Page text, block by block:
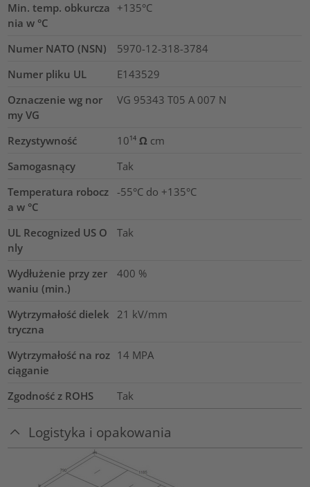
Min. temp. obkurcza
nia w °C
+135°C
Numer NATO (NSN)
5970-12-318-3784
Numer pliku UL
E143529
Oznaczenie wg nor
my VG
VG 95343 T05 A 007 N
Rezystywność
10¹⁴ Ω cm
Samogasnący
Tak
Temperatura robocz
a w °C
-55°C do +135°C
UL Recognized US O
nly
Tak
Wydłużenie przy zer
waniu (min.)
400 %
Wytrzymałość dielek
tryczna
21 kV/mm
Wytrzymałość na roz
ciąganie
14 MPA
Zgodność z ROHS Tak
Logistyka i opakowania